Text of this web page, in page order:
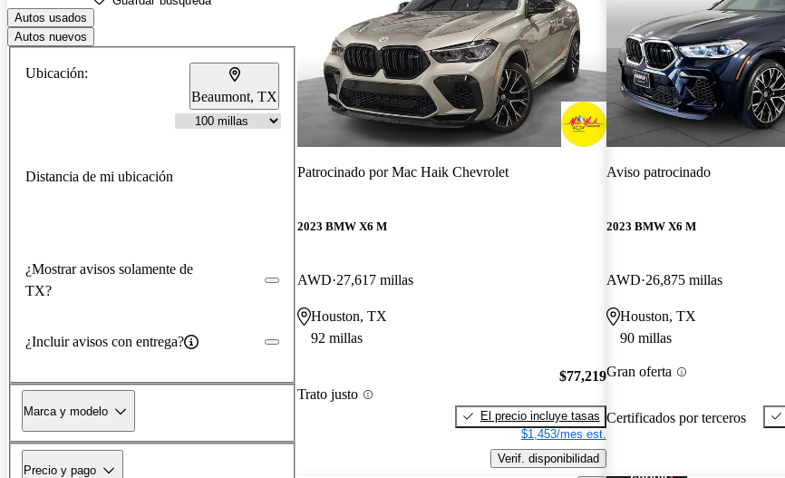
Autos usados
Autos nuevos
Ubicación:
Beaumont, TX
Distancia de mi ubicación
¿Mostrar avisos solamente de
TX?
¿Incluir avisos con entrega?
Marca y modelo
Precio y pago
Patrocinado porMac Haik Chevrolet
2023 BMW X6 M
AWD 27,617 millas
Houston, TX
92 millas
Trato justo
$77,219
El precio incluye tasas
$1,453/mes est.
Verif. disponibilidad
Aviso patrocinado
2023 BMW X6 M
AWD 26,875 millas
Houston, TX
90 millas
Gran oferta
Certificados por terceros